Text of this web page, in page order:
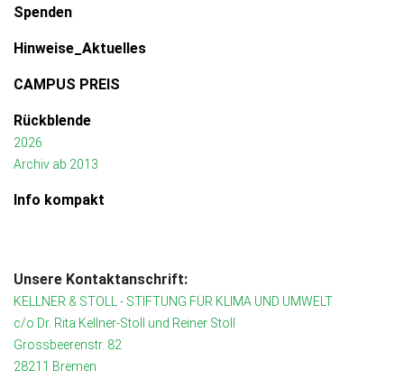
Spenden
Hinweise_Aktuelles
CAMPUS PREIS
Rückblende
2026
Archiv ab 2013
Info kompakt
Unsere Kontaktanschrift:
KELLNER & STOLL - STIFTUNG FÜR KLIMA UND UMWELT
c/o Dr. Rita Kellner-Stoll und Reiner Stoll
Grossbeerenstr. 82
28211 Bremen